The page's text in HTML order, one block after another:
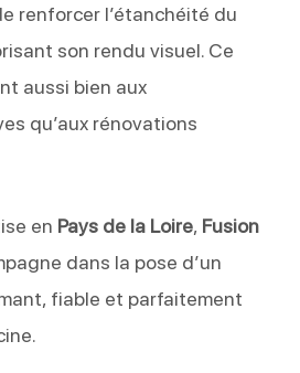
renforcer l’étanchéité du
son rendu visuel. Ce
aussi bien aux
qu’aux rénovations
en Pays de la Loire, Fusion
dans la pose d’un
fiable et parfaitement